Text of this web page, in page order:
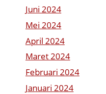
Juni 2024
Mei 2024
April 2024
Maret 2024
Februari 2024
Januari 2024